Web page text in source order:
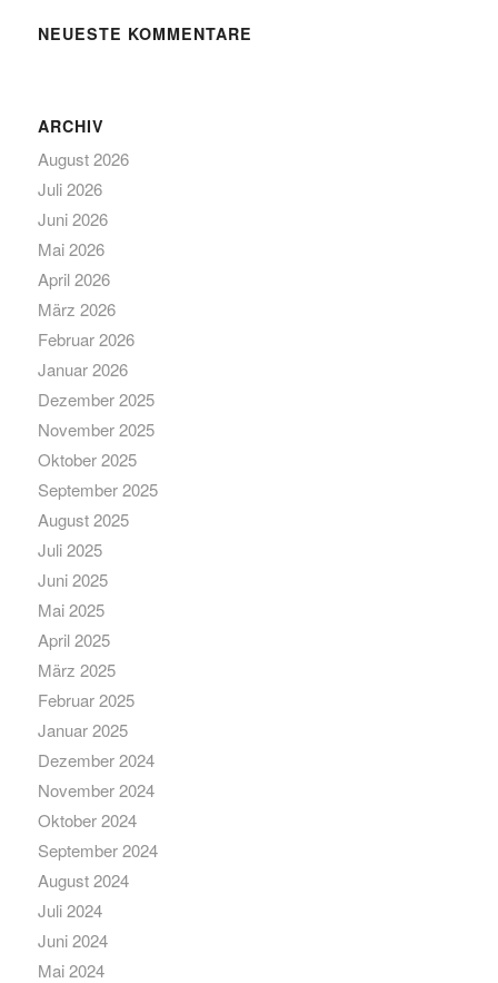
NEUESTE KOMMENTARE
ARCHIV
August 2026
Juli 2026
Juni 2026
Mai 2026
April 2026
März 2026
Februar 2026
Januar 2026
Dezember 2025
November 2025
Oktober 2025
September 2025
August 2025
Juli 2025
Juni 2025
Mai 2025
April 2025
März 2025
Februar 2025
Januar 2025
Dezember 2024
November 2024
Oktober 2024
September 2024
August 2024
Juli 2024
Juni 2024
Mai 2024